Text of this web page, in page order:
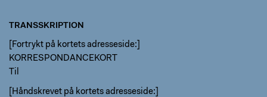
TRANSSKRIPTION
[Fortrykt på kortets adresseside:]
KORRESPONDANCEKORT
Til
[Håndskrevet på kortets adresseside:]